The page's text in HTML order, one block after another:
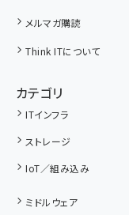
メルマガ購読
Think ITについて
カテゴリ
ITインフラ
ストレージ
IoT／組み込み
ミドルウェア